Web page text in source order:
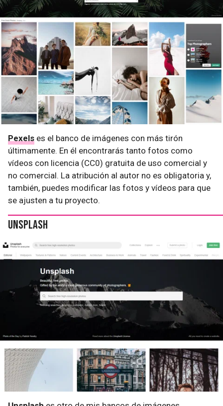
Pexels es el banco de imágenes con más tirón
últimamente. En él encontrarás tanto fotos como
vídeos con licencia (CC0) gratuita de uso comercial y
no comercial. La atribución al autor no es obligatoria y,
también, puedes modificar las fotos y vídeos para que
se ajusten a tu proyecto.
Unsplash